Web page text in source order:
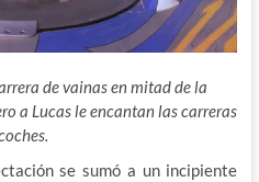
de vainas en mitad de la
a Lucas le encantan las carreras
se sumó a un incipiente